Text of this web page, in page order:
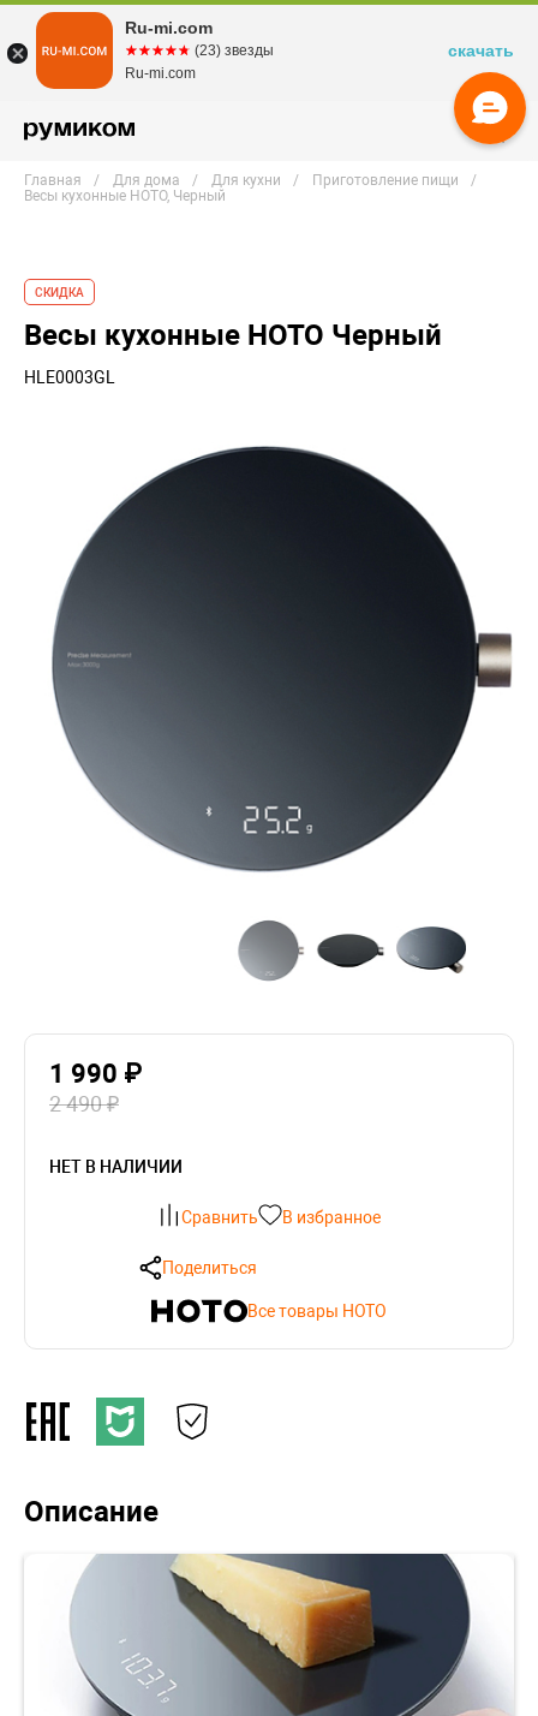
Главная Для дома Для кухни
Приготовление пищи
Весы кухонные HOTO, Черный
СКИДКА
Весы кухонные HOTO Черный
HLE0003GL
1 990 ₽
2 490 ₽
НЕТ В НАЛИЧИИ
Сравнить В избранное
Поделиться
Все товары HOTO
Описание
Ru-mi.com
☆☆☆☆☆
★★★★★ (23) звезды
Ru-mi.com
скачать